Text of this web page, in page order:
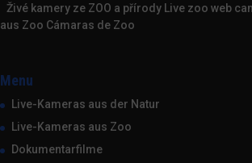
Živé kamery ze ZOO a přírody Live zoo web
aus Zoo Cámaras de Zoo
Menu
Live-Kameras aus der Natur
Live-Kameras aus Zoo
Dokumentarfilme